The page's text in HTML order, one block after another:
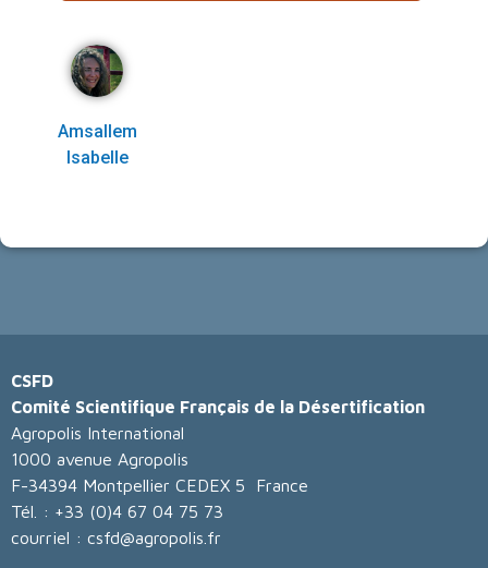
Amsallem
Isabelle
CSFD
Comité Scientifique Français de la Désertification
Agropolis International
1000 avenue Agropolis
F-34394 Montpellier CEDEX 5 France
Tél. : +33 (0)4 67 04 75 73
courriel : csfd@agropolis.fr